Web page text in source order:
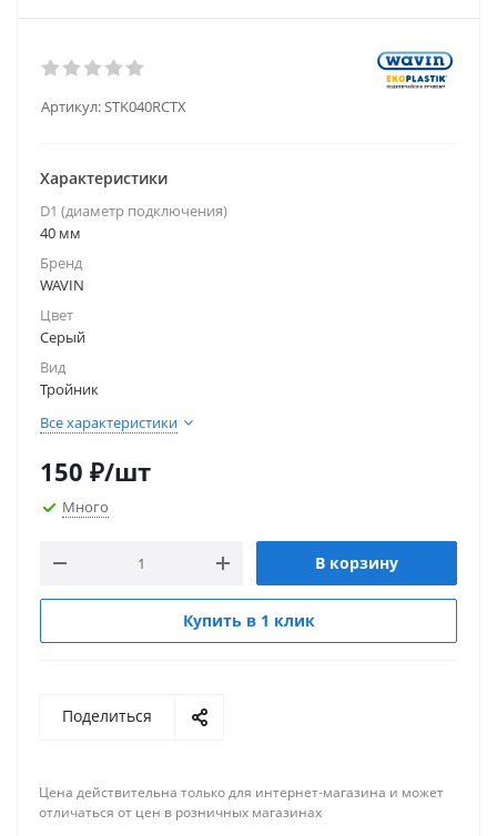
Артикул:STK040RCTX
Характеристики
D1 (диаметр подключения)
40 мм
Бренд
WAVIN
Цвет
Серый
Вид
Тройник
Все характеристики
150 ₽/шт
Много
В корзину
Купить в 1 клик
Поделиться
Цена действительна только для интернет-магазина и может
отличаться от цен в розничных магазинах